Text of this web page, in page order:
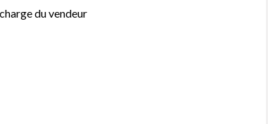
du vendeur